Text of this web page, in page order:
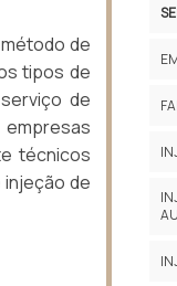
de
tipos de
de
técnicos
injeção de